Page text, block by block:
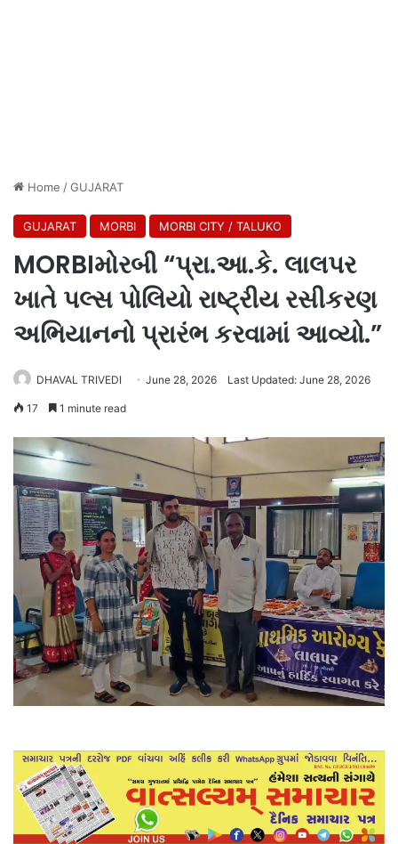
Home /GUJARAT
GUJARAT MORBI MORBI CITY / TALUKO
MORBIમોરબી “પ્રા.આ.કે. લાલપર
ખાતે પલ્સ પોલિયો રાષ્ટ્રીય રસીકરણ
અભિયાનનો પ્રારંભ કરવામાં આવ્યો.”
DHAVAL TRIVEDI June 28, 2026 Last Updated: June 28, 2026
17 1 minute read